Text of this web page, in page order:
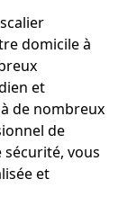
domicile à
et
de nombreux
de
vous
et